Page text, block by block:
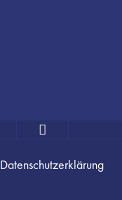
Datenschutzerklärung